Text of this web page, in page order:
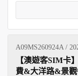
A09MS260924A /
【澳遊客SIM卡
費&大洋路&景